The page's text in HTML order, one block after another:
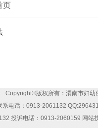
页
Copyright©版权所有：渭南市妇
系电话：0913-2061132
投诉电话：0913-2060159 网站